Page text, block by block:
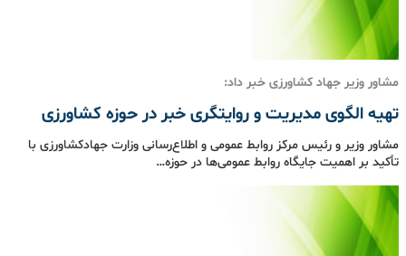
مشاور وزیر جهاد کشاورزی خبر داد:
تهیه الگوی مدیریت و روایتگری خبر در حوزه کشاورزی
مشاور وزیر و رئیس مرکز روابط عمومی و اطلاع‌رسانی وزارت جهادکشاورزی با
تأکید بر اهمیت جایگاه روابط عمومی‌ها در حوزه…